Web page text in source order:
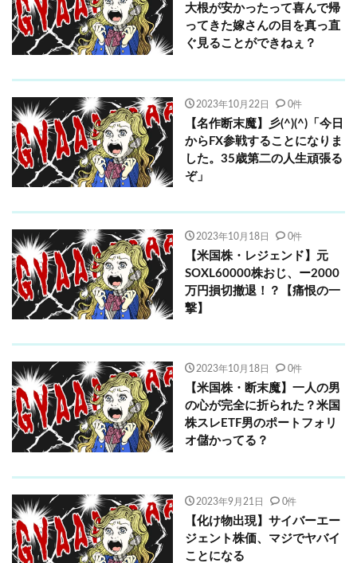
大根が安かったって喜んで帰
ってきた嫁さんの目を真っ直
ぐ見ることができねぇ？
2023年10月22日 0件
【名作断末魔】彡(^)(^)「今日
からFX参戦することになりま
した。35歳第二の人生頑張る
ぞ」
2023年10月18日 0件
【米国株・レジェンド】元
SOXL60000株おじ、ー2000
万円損切撤退！？【痛恨の一
撃】
2023年10月18日 0件
【米国株・断末魔】一人の男
の心が完全に折られた？米国
株スレETF男のポートフォリ
オ儲かってる？
2023年9月21日 0件
【化け物出現】サイバーエー
ジェント株価、マジでヤバイ
ことになる